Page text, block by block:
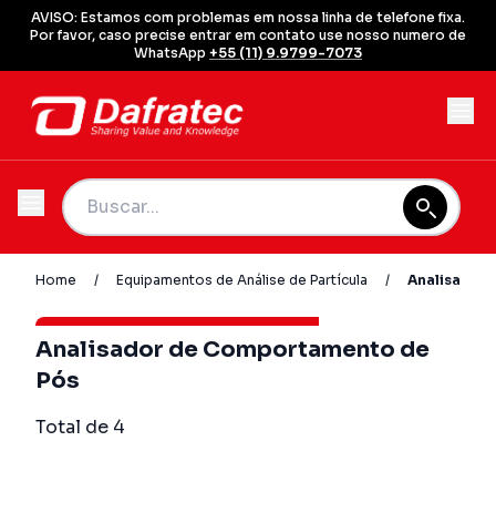
AVISO: Estamos com problemas em nossa linha de telefone fixa.
Por favor, caso precise entrar em contato use nosso numero de
WhatsApp +55 (11) 9.9799-7073
Home / Equipamentos de Análise de Partícula / Analisador
Analisador de Comportamento de
Pós
Total de 4